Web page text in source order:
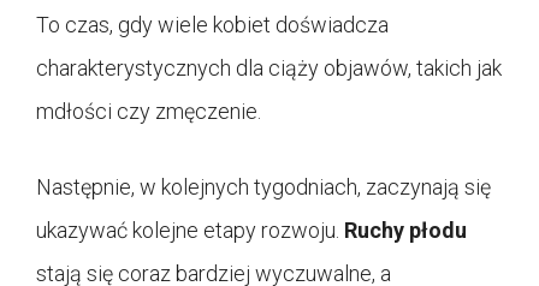
To czas, gdy wiele kobiet doświadcza
charakterystycznych dla ciąży objawów, takich jak
mdłości czy zmęczenie.
Następnie, w kolejnych tygodniach, zaczynają się
ukazywać kolejne etapy rozwoju. Ruchy płodu
stają się coraz bardziej wyczuwalne, a